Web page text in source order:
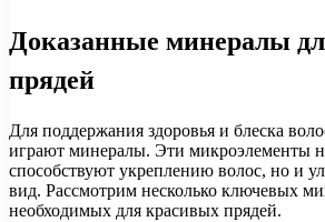
Доказанные минералы
прядей
Для поддержания здоровья и блеска
играют минералы. Эти микроэлементы
способствуют укреплению волос, но и
вид. Рассмотрим несколько ключевых
необходимых для красивых прядей.